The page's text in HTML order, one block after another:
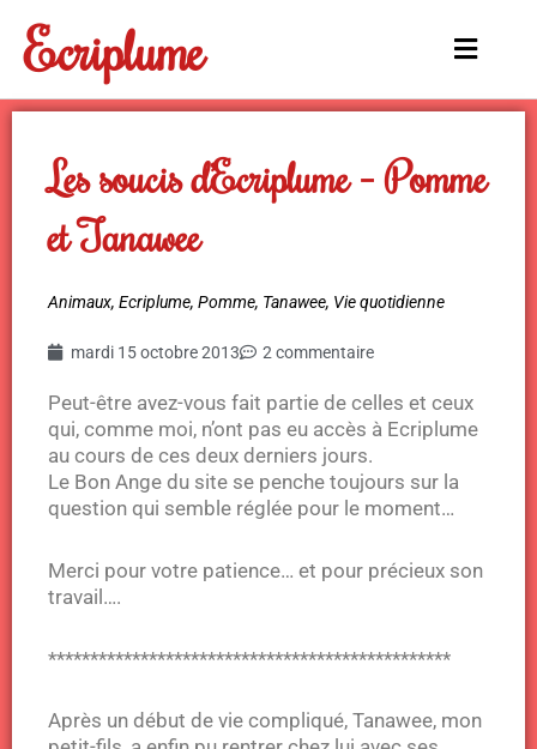
contenu
Ecriplume
Main
Les soucis d’Ecriplume – Pomme
et Tanawee
Animaux, Ecriplume, Pomme, Tanawee, Vie quotidienne
mardi 15 octobre 2013 2 commentaire
Peut-être avez-vous fait partie de celles et ceux
qui, comme moi, n’ont pas eu accès à Ecriplume
au cours de ces deux derniers jours.
Le Bon Ange du site se penche toujours sur la
question qui semble réglée pour le moment…
Merci pour votre patience… et pour précieux son
travail….
************************************************
Après un début de vie compliqué, Tanawee, mon